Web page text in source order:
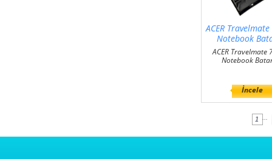
ACER
Notebook
ACER Travelmate
Notebook
İncele
1